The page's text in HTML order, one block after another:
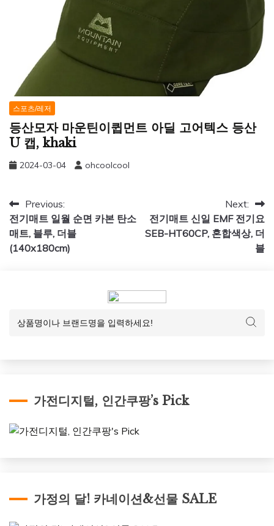
스포츠/레저
등산모자 마운틴이큅먼트 아딜 고어텍스 등산
U 캡, khaki
2024-03-04 ohcoolcool
글
탐
색
Previous:
전기매트 일월 순면 카본 탄소
매트, 블루, 더블
(140x180cm)
Next:
전기매트 신일 EMF 전기요
SEB-HT60CP, 혼합색상, 더
블
가전디지털, 인간쿠팡’s Pick
가정의 달! 카네이션&선물 SALE